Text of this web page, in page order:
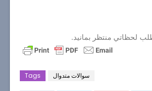
لحظاتي منتظر بمانيد.
Tags سوالات متدوال